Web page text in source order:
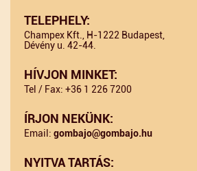
TELEPHELY:
Champex Kft., H-1222 Budapest,
Dévény u. 42-44.
HÍVJON MINKET:
Tel / Fax: +36 1 226 7200
ÍRJON NEKÜNK:
Email: gombajo@gombajo.hu
NYITVA TARTÁS: